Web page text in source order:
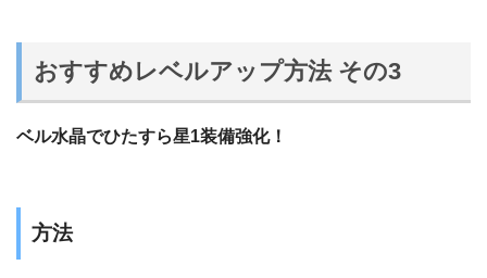
おすすめレベルアップ方法 その3
ベル水晶でひたすら星1装備強化！
方法